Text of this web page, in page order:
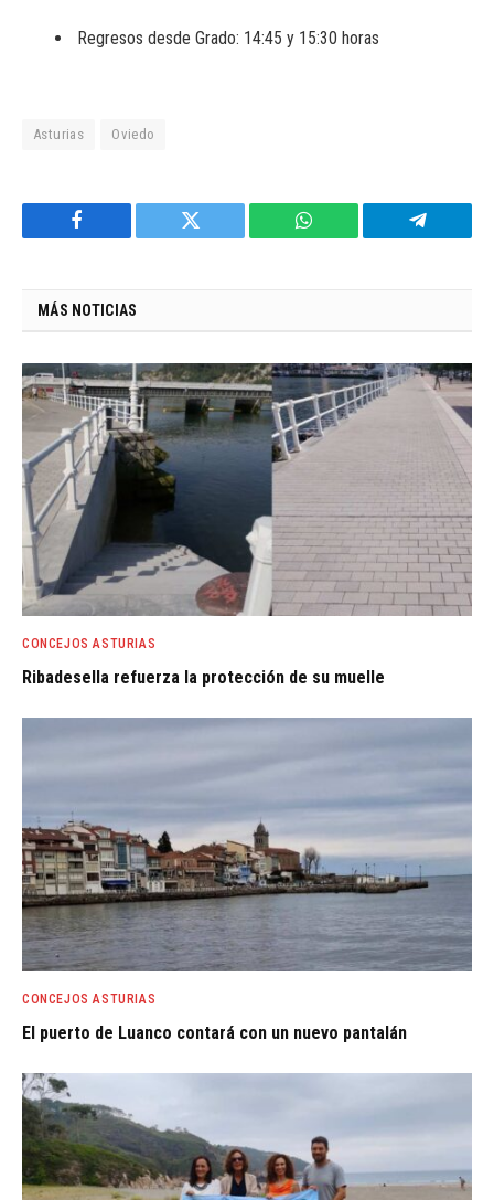
Regresos desde Grado: 14:45 y 15:30 horas
Asturias Oviedo
Facebook Twitter WhatsApp Telegram
MÁS NOTICIAS
CONCEJOS ASTURIAS
Ribadesella refuerza la protección de su muelle
CONCEJOS ASTURIAS
El puerto de Luanco contará con un nuevo pantalán